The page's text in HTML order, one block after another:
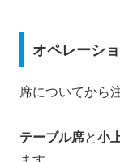
オペレーシ
席についてから
テーブル席と小